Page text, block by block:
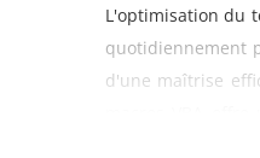
L'optimisation du
quotidiennement
d'une maîtrise
nécessitait